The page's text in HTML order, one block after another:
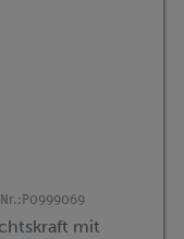
P0999069
mit